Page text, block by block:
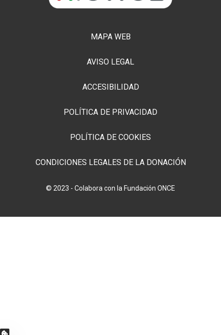
MAPA WEB
AVISO LEGAL
ACCESIBILIDAD
POLÍTICA DE PRIVACIDAD
POLÍTICA DE COOKIES
CONDICIONES LEGALES DE LA DONACIÓN
© 2023 - Colabora con la Fundación ONCE